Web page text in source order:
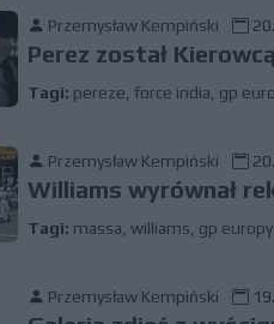
Przemysław Kempiński
Perez został
Tagi: pereze force india gp
Przemysław Kempiński
Williams wyrównał
Tagi: massa williams gp europy
Przemysław Kempiński